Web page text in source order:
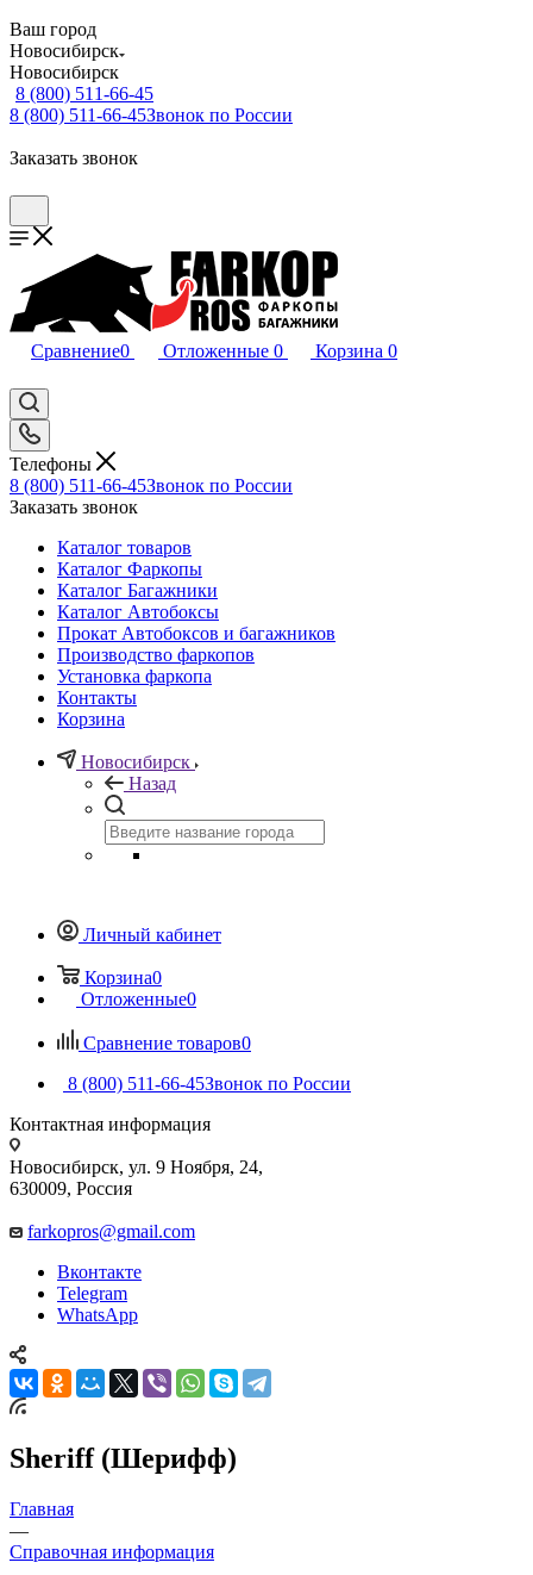
Ваш город
Новосибирск
Новосибирск
8 (800) 511-66-45
8 (800) 511-66-45Звонок по России
Заказать звонок
Сравнение0 Отложенные 0 Корзина 0
Телефоны
8 (800) 511-66-45Звонок по России
Заказать звонок
Каталог товаров
Каталог Фаркопы
Каталог Багажники
Каталог Автобоксы
Прокат Автобоксов и багажников
Производство фаркопов
Установка фаркопа
Контакты
Корзина
Новосибирск
Назад
Личный кабинет
Корзина0
Отложенные0
Сравнение товаров0
8 (800) 511-66-45Звонок по России
Контактная информация
Новосибирск, ул. 9 Ноября, 24,
630009, Россия
farkopros@gmail.com
Вконтакте
Telegram
WhatsApp
Sheriff (Шерифф)
Главная
—
Справочная информация